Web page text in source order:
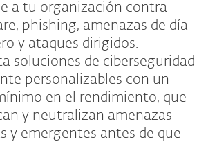
a tu organización contra
phishing, amenazas de día
y ataques dirigidos.
soluciones de ciberseguridad
personalizables con un
en el rendimiento, que
y neutralizan amenazas
y emergentes antes de que